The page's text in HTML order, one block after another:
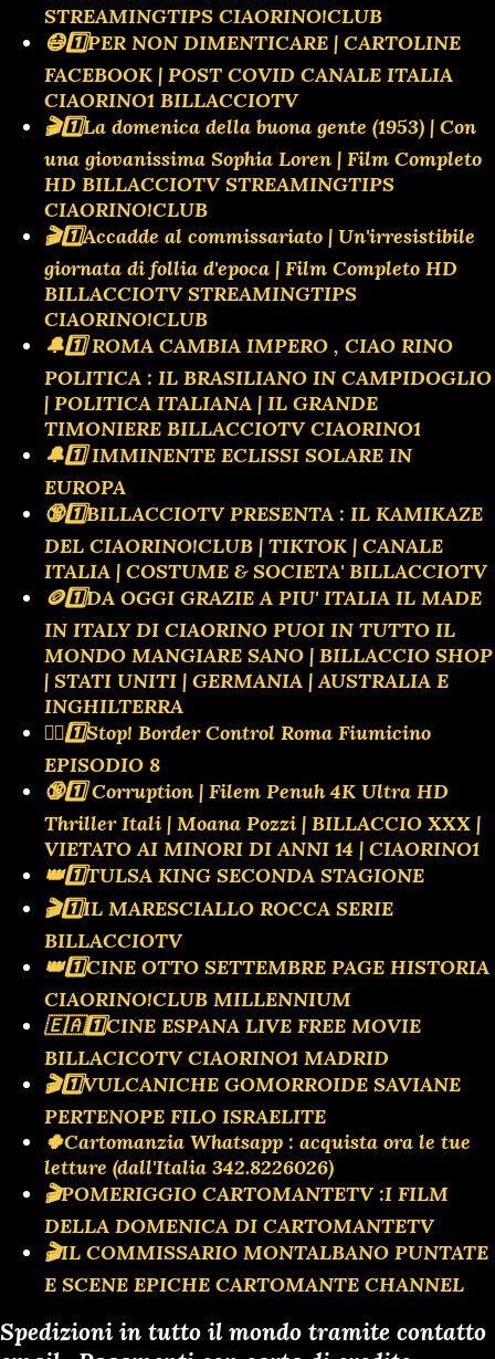
STREAMINGTIPS CIAORINO!CLUB
😷1️⃣PER NON DIMENTICARE | CARTOLINE
FACEBOOK | POST COVID CANALE ITALIA
CIAORINO1 BILLACCIOTV
🎬1️⃣La domenica della buona gente (1953) | Con
una giovanissima Sophia Loren | Film Completo
HD BILLACCIOTV STREAMINGTIPS
CIAORINO!CLUB
🎬1️⃣Accadde al commissariato | Un'irresistibile
giornata di follia d'epoca | Film Completo HD
BILLACCIOTV STREAMINGTIPS
CIAORINO!CLUB
🔔1️⃣ ROMA CAMBIA IMPERO , CIAO RINO
POLITICA : IL BRASILIANO IN CAMPIDOGLIO
| POLITICA ITALIANA | IL GRANDE
TIMONIERE BILLACCIOTV CIAORINO1
🔔1️⃣ IMMINENTE ECLISSI SOLARE IN
EUROPA
🔞1️⃣BILLACCIOTV PRESENTA : IL KAMIKAZE
DEL CIAORINO!CLUB | TIKTOK | CANALE
ITALIA | COSTUME & SOCIETA' BILLACCIOTV
🪙1️⃣DA OGGI GRAZIE A PIU' ITALIA IL MADE
IN ITALY DI CIAORINO PUOI IN TUTTO IL
MONDO MANGIARE SANO | BILLACCIO SHOP
| STATI UNITI | GERMANIA | AUSTRALIA E
INGHILTERRA
👮‍♂️1️⃣Stop! Border Control Roma Fiumicino
EPISODIO 8
🔞1️⃣ Corruption | Filem Penuh 4K Ultra HD
Thriller Itali | Moana Pozzi | BILLACCIO XXX |
VIETATO AI MINORI DI ANNI 14 | CIAORINO1
👑1️⃣TULSA KING SECONDA STAGIONE
🎬1️⃣IL MARESCIALLO ROCCA SERIE
BILLACCIOTV
👑1️⃣CINE OTTO SETTEMBRE PAGE HISTORIA
CIAORINO!CLUB MILLENNIUM
🇪🇦1️⃣CINE ESPANA LIVE FREE MOVIE
BILLACICOTV CIAORINO1 MADRID
🎬1️⃣VULCANICHE GOMORROIDE SAVIANE
PERTENOPE FILO ISRAELITE
🍀Cartomanzia Whatsapp : acquista ora le tue
letture (dall'Italia 342.8226026)
🎬POMERIGGIO CARTOMANTETV :I FILM
DELLA DOMENICA DI CARTOMANTETV
🎬IL COMMISSARIO MONTALBANO PUNTATE
E SCENE EPICHE CARTOMANTE CHANNEL
Spedizioni in tutto il mondo tramite contatto